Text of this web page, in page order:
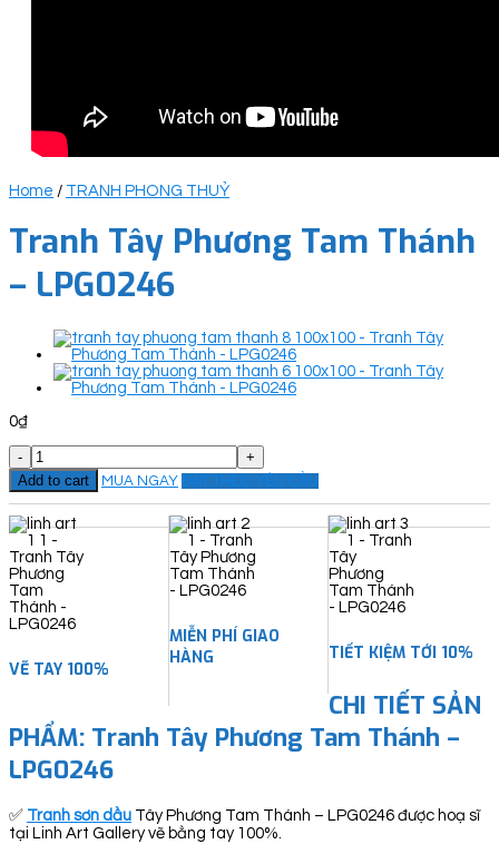
Home / TRANH PHONG THUỶ
Tranh Tây Phương Tam Thánh
– LPG0246
0₫
Tranh
Tây
Phương
Tam
Thánh
-
LPG0246
quantity
Add to cart MUA NGAY ĐẶT THEO YÊU CẦU
VẼ TAY 100%
MIỄN PHÍ GIAO
HÀNG
TIẾT KIỆM TỚI 10%
CHI TIẾT SẢN
PHẨM: Tranh Tây Phương Tam Thánh –
LPG0246
✅ Tranh sơn dầu Tây Phương Tam Thánh – LPG0246 được hoạ sĩ
tại Linh Art Gallery vẽ bằng tay 100%.